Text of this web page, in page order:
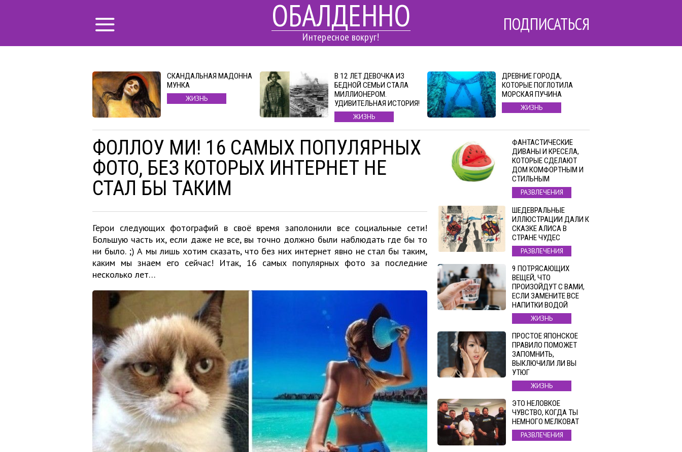
ОБАЛДЕННО
Интересное вокруг!
ПОДПИСАТЬСЯ
СКАНДАЛЬНАЯ МАДОННА
МУНКА
ЖИЗНЬ
В 12 ЛЕТ ДЕВОЧКА ИЗ
БЕДНОЙ СЕМЬИ СТАЛА
МИЛЛИОНЕРОМ.
УДИВИТЕЛЬНАЯ ИСТОРИЯ!
ЖИЗНЬ
ДРЕВНИЕ ГОРОДА,
КОТОРЫЕ ПОГЛОТИЛА
МОРСКАЯ ПУЧИНА
ЖИЗНЬ
ФОЛЛОУ МИ! 16 САМЫХ ПОПУЛЯРНЫХ
ФОТО, БЕЗ КОТОРЫХ ИНТЕРНЕТ НЕ
СТАЛ БЫ ТАКИМ
Герои следующих фотографий в своё время заполонили все социальные сети!
Большую часть их, если даже не все, вы точно должно были наблюдать где бы то
ни было. ;) А мы лишь хотим сказать, что без них интернет явно не стал бы таким,
каким мы знаем его сейчас! Итак, 16 самых популярных фото за последние
несколько лет…
ФАНТАСТИЧЕСКИЕ
ДИВАНЫ И КРЕСЕЛА,
КОТОРЫЕ СДЕЛАЮТ
ДОМ КОМФОРТНЫМ И
СТИЛЬНЫМ
РАЗВЛЕЧЕНИЯ
ШЕДЕВРАЛЬНЫЕ
ИЛЛЮСТРАЦИИ ДАЛИ К
СКАЗКЕ АЛИСА В
СТРАНЕ ЧУДЕС
РАЗВЛЕЧЕНИЯ
9 ПОТРЯСАЮЩИХ
ВЕЩЕЙ, ЧТО
ПРОИЗОЙДУТ С ВАМИ,
ЕСЛИ ЗАМЕНИТЕ ВСЕ
НАПИТКИ ВОДОЙ
ЖИЗНЬ
ПРОСТОЕ ЯПОНСКОЕ
ПРАВИЛО ПОМОЖЕТ
ЗАПОМНИТЬ,
ВЫКЛЮЧИЛИ ЛИ ВЫ
УТЮГ
ЖИЗНЬ
ЭТО НЕЛОВКОЕ
ЧУВСТВО, КОГДА ТЫ
НЕМНОГО МЕЛКОВАТ
РАЗВЛЕЧЕНИЯ